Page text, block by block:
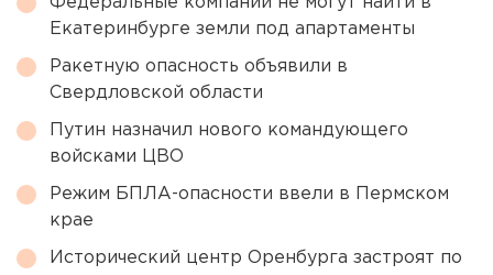
Екатеринбурге земли под апартаменты
Ракетную опасность объявили в
Свердловской области
Путин назначил нового командующего
войсками ЦВО
Режим БПЛА-опасности ввели в Пермском
крае
Исторический центр Оренбурга застроят по